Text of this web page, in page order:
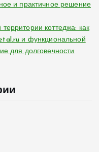
и практичное решение
коттеджа: как
и функциональной
для долговечности